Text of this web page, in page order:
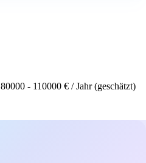
80000 - 110000 € / Jahr (geschätzt)